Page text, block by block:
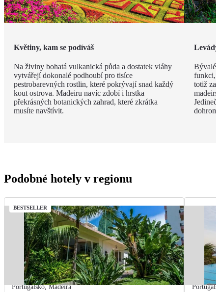
Květiny, kam se podíváš
Na živiny bohatá vulkanická půda a dostatek vláhy
vytvářejí dokonalé podhoubí pro tisíce
pestrobarevných rostlin, které pokrývají snad každý
kout ostrova. Madeiru navíc zdobí i hrstka
překrásných botanických zahrad, které zkrátka
musíte navštívit.
Levády
Bývalé
funkci,
totiž
Podobné hotely v regionu
BESTSELLER
Portugalsko,Madeira